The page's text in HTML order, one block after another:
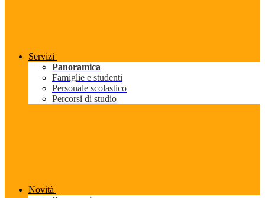
Servizi
Panoramica
Famiglie e studenti
Personale scolastico
Percorsi di studio
Novità